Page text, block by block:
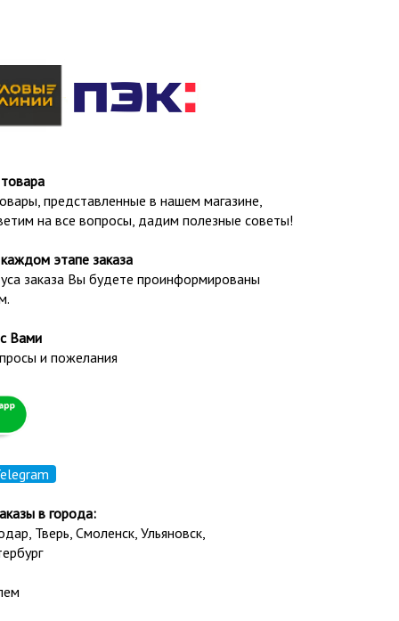
представленные в нашем магазине,
на все вопросы, дадим полезные советы!
этапе заказа
заказа Вы будете проинформированы
Вами
и пожелания
в города:
Тверь, Смоленск, Ульяновск,